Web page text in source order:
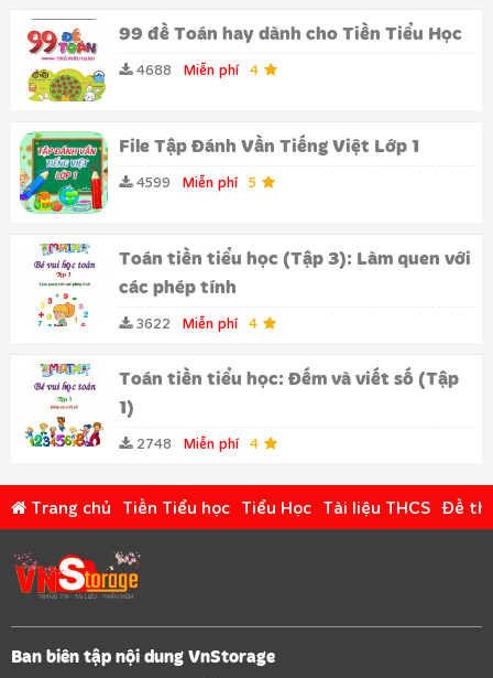
99 đề Toán hay dành cho Tiền Tiểu Học
4688 Miễn phí 4
File Tập Đánh Vần Tiếng Việt Lớp 1
4599 Miễn phí 5
Toán tiền tiểu học (Tập 3): Làm quen với
các phép tính
3622 Miễn phí 4
Toán tiền tiểu học: Đếm và viết số (Tập
1)
2748 Miễn phí 4
Trang chủ Tiền Tiểu học Tiểu Học Tài liệu THCS Đề thi
Ban biên tập nội dung VnStorage